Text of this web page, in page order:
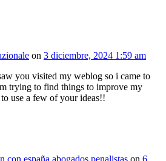
on 3 diciembre, 2024 1:59 am
you visited my weblog so i came to
trying to find things to improve my
use a few of your ideas!!
con españa abogados penalistas on 6